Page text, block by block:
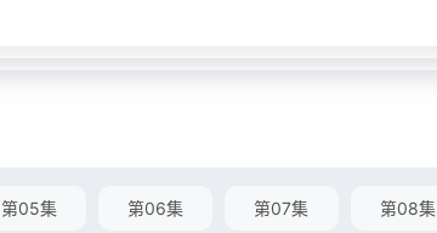
第05集 第06集 第07集 第08集